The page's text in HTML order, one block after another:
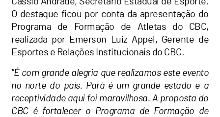
O destaque ficou por conta da apresentação do
Programa de Formação de Atletas do CBC,
realizada por Emerson Luiz Appel, Gerente de
Esportes e Relações Institucionais do CBC.
"É com grande alegria que realizamos este evento
no norte do país. Pará é um grande estado e a
receptividade aqui foi maravilhosa. A proposta do
CBC é fortalecer o Programa de Formação de